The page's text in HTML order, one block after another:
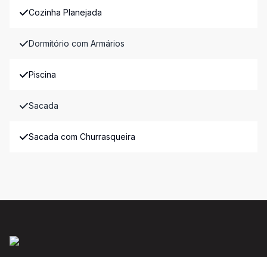
Cozinha Planejada
Dormitório com Armários
Piscina
Sacada
Sacada com Churrasqueira